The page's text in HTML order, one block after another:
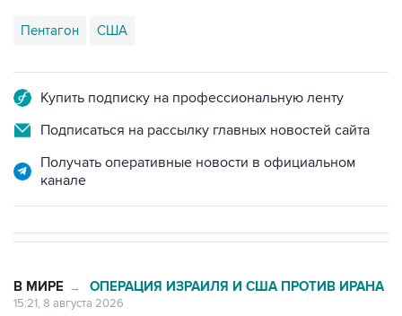
Пентагон США
Купить подписку на профессиональную ленту
Подписаться на рассылку главных новостей сайта
Получать оперативные новости в официальном
канале
В МИРЕ → ОПЕРАЦИЯ ИЗРАИЛЯ И США ПРОТИВ ИРАНА
15:21, 8 августа 2026